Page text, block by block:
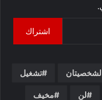
اشتراك
تشغيل
لن مخيف